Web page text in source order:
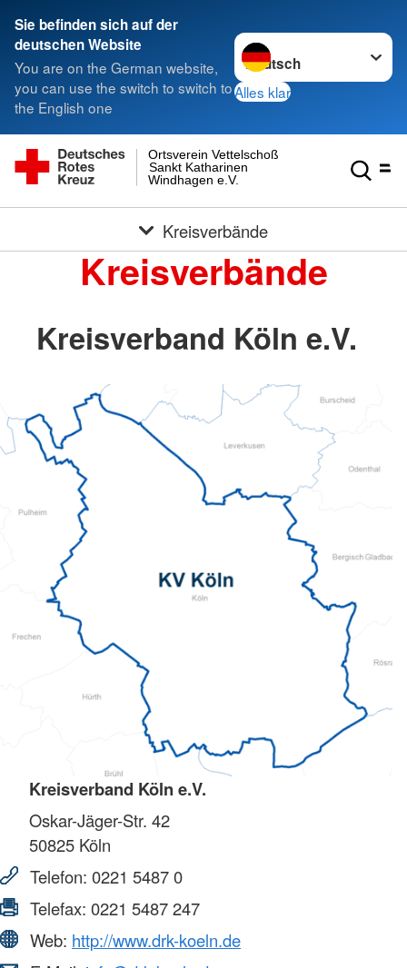
Sie befinden sich auf der
deutschen Website
You are on the German website,
you can use the switch to switch to
the English one
Sprache wechseln zu
Alles klar
Windhagen e.V.
Sankt Katharinen
Ortsverein Vettelschoß
Kreisverbände
Kreisverbände
Kreisverband Köln e.V.
Kreisverband Köln e.V.
Oskar-Jäger-Str. 42
50825 Köln
Telefon: 0221 5487 0
Telefax: 0221 5487 247
Web: http://www.drk-koeln.de